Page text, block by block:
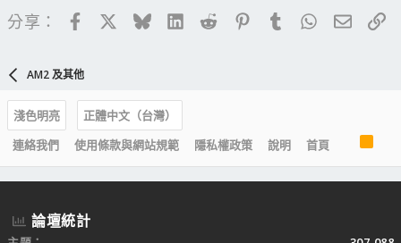
分享： FacebookBlueskyLinkedIn
Reddit PinterestTumblrWhatsApp
電子
AM2 及其他
淺色明亮
正體中文（台灣）
連絡我們
使用條款與網站規範 隱私權政策 說明 首頁
S
論壇統計